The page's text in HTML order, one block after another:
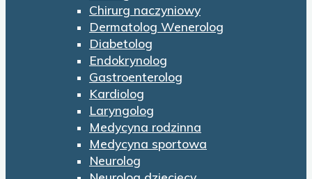
Chirurg naczyniowy
Dermatolog Wenerolog
Diabetolog
Endokrynolog
Gastroenterolog
Kardiolog
Laryngolog
Medycyna rodzinna
Medycyna sportowa
Neurolog